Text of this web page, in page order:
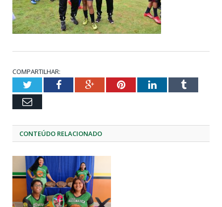
COMPARTILHAR:
TwitterFacebookGoogle+PinterestLinkedInTumblr
Email
CONTEÚDO RELACIONADO